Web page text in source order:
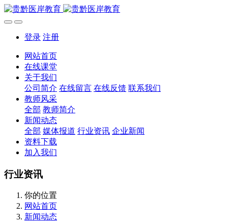
登录 注册
网站首页
在线课堂
关于我们
公司简介 在线留言 在线反馈 联系我们
教师风采
全部 教师简介
新闻动态
全部 媒体报道 行业资讯 企业新闻
资料下载
加入我们
行业资讯
你的位置
网站首页
新闻动态